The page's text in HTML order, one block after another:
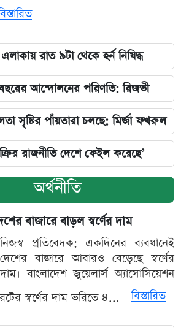
রাত ৯টা থেকে হর্ন নিষিদ্ধ
আন্দোলনের পরিণতি: রিজভী
সৃষ্টির পাঁয়তারা চলছে: মির্জা ফখরুল
রাজনীতি দেশে ফেইল করেছে’
অর্থনীতি
বাজারে বাড়ল স্বর্ণের দাম
নিজস্ব প্রতিবেদক: একদিনের ব্যবধানেই
দেশের বাজারে আবারও বেড়েছে স্বর্ণের
দাম। বাংলাদেশ জুয়েলার্স অ্যাসোসিয়েশন
স্বর্ণের দাম ভরিতে ৪...
বিস্তারিত